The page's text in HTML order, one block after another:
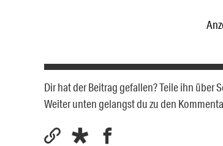
Dir hat der Beitrag gefallen? Teile ihn über
Weiter unten gelangst du zu den